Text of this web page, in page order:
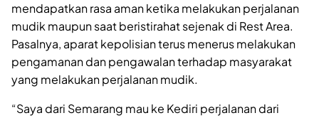
mendapatkan rasa aman ketika melakukan perjalanan
mudik maupun saat beristirahat sejenak di Rest Area.
Pasalnya, aparat kepolisian terus menerus melakukan
pengamanan dan pengawalan terhadap masyarakat
yang melakukan perjalanan mudik.
“Saya dari Semarang mau ke Kediri perjalanan dari